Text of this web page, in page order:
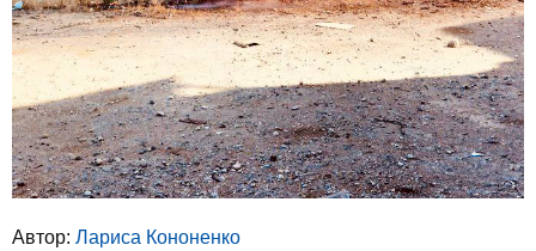
Автор: Лариса Кононенко